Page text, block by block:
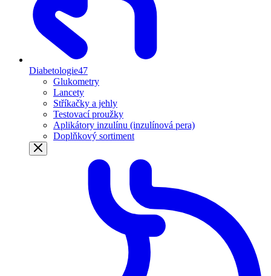
Diabetologie47
Glukometry
Lancety
Stříkačky a jehly
Testovací proužky
Aplikátory inzulínu (inzulínová pera)
Doplňkový sortiment